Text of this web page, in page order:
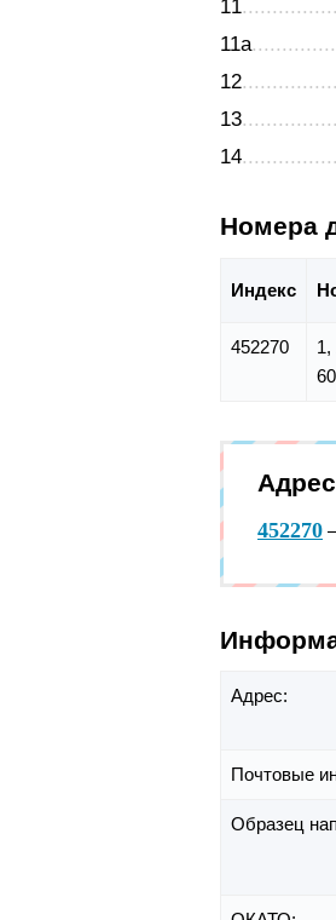
11
11а
12
13
14
Номера
Индекс
452270
1,
452270
Адрес:
Почтовые
Образец